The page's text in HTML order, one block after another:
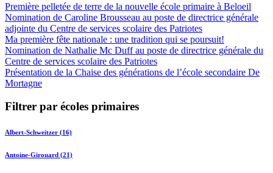
Première pelletée de terre de la nouvelle école primaire à Beloeil
Nomination de Caroline Brousseau au poste de directrice générale
adjointe du Centre de services scolaire des Patriotes
Ma première fête nationale : une tradition qui se poursuit!
Nomination de Nathalie Mc Duff au poste de directrice générale du
Centre de services scolaire des Patriotes
Présentation de la Chaise des générations de l’école secondaire De
Mortagne
Filtrer par écoles primaires
Albert-Schweitzer (16)
Antoine-Girouard (21)